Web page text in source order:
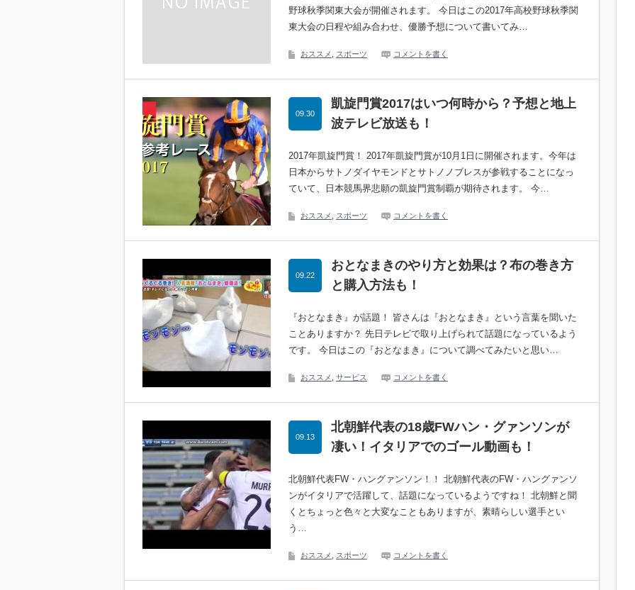
野球秋季関東大会が開催されます。 今日はこの2017年高校野球秋季関
東大会の日程や組み合わせ、優勝予想について書いてみ…
おススメ スポーツ コメントを書く
凱旋門賞2017はいつ何時から？予想と地上
波テレビ放送も！
09.30
2017年凱旋門賞！ 2017年凱旋門賞が10月1日に開催されます。今年は
日本からサトノダイヤモンドとサトノノブレスが参戦することになっ
ていて、日本競馬界悲願の凱旋門賞制覇が期待されます。 今…
おススメ スポーツ コメントを書く
おとなまきのやり方と効果は？布の巻き方
と購入方法も！
09.22
『おとなまき』が話題！ 皆さんは『おとなまき』という言葉を聞いた
ことありますか？ 先日テレビで取り上げられて話題になっているよう
です。 今日はこの『おとなまき』について調べてみたいと思い…
おススメ サービス コメントを書く
北朝鮮代表の18歳FWハン・グァンソンが
凄い！イタリアでのゴール動画も！
09.13
北朝鮮代表FW・ハングァンソン！！ 北朝鮮代表のFW・ハングァンソ
ンがイタリアで活躍して、話題になっているようですね！ 北朝鮮と聞
くとちょっと色々と大変なこともありますが、素晴らしい選手とい
う…
おススメ スポーツ コメントを書く